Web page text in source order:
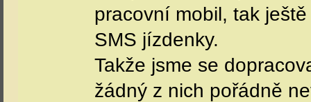
pracovní mobil, tak
SMS jízdenky.
Takže jsme se
žádný z nich pořádně